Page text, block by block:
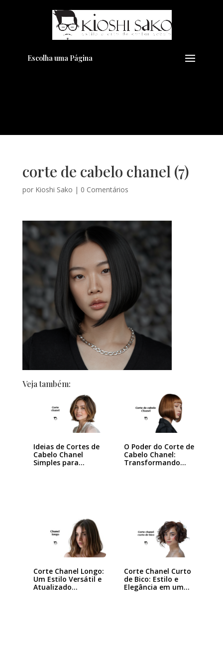
Escolha uma Página
corte de cabelo chanel (7)
por Kioshi Sako | 0 Comentários
Veja também:
Ideias de Cortes de
Cabelo Chanel
Simples para…
O Poder do Corte de
Cabelo Chanel:
Transformando
Corte Chanel Longo:
Um Estilo Versátil e
Atualizado…
Corte Chanel Curto
de Bico: Estilo e
Elegância em um…
Pensando em transformar seu
Visual??